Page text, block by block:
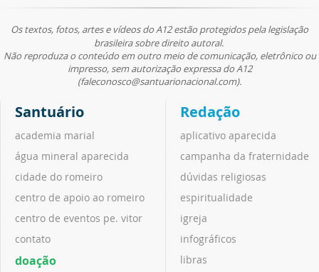
Os textos, fotos, artes e vídeos do A12 estão protegidos pela legislação
brasileira sobre direito autoral.
Não reproduza o conteúdo em outro meio de comunicação, eletrônico ou
impresso, sem autorização expressa do A12
(faleconosco@santuarionacional.com).
Santuário
academia marial
água mineral aparecida
cidade do romeiro
centro de apoio ao romeiro
centro de eventos pe. vitor
contato
doação
Redação
aplicativo aparecida
campanha da fraternidade
dúvidas religiosas
espiritualidade
igreja
infográficos
libras